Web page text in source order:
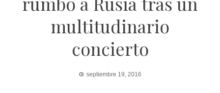
multitudinario
concierto
septiembre 19, 2016